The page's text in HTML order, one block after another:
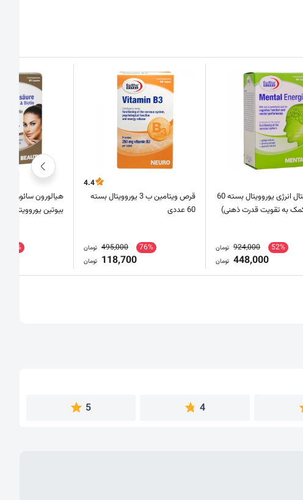
قرص منتال انرژی یوروویتال بسته 60
به تقویت قدرت ذهنی)
52%
924,000 تومان
448,000 تومان
4.4
قرص ویتامین ب 3 یوروویتال بسته
60 عددی
76%
495,000 تومان
118,700 تومان
هیالورون سائور
بیوتین یوروویتال بسته 30
14%
4
5